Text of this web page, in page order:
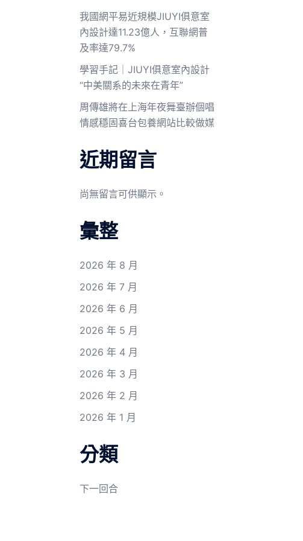
我國網平易近規模JIUYI俱意室
內設計達11.23億人，互聯網普
及率達79.7%
學習手記｜JIUYI俱意室內設計
“中美關系的未來在青年”
周傳雄將在上海年夜舞臺辦個唱
情感穩固喜台包養網站比較做媒
近期留言
尚無留言可供顯示。
彙整
2026 年 8 月
2026 年 7 月
2026 年 6 月
2026 年 5 月
2026 年 4 月
2026 年 3 月
2026 年 2 月
2026 年 1 月
分類
下一回合